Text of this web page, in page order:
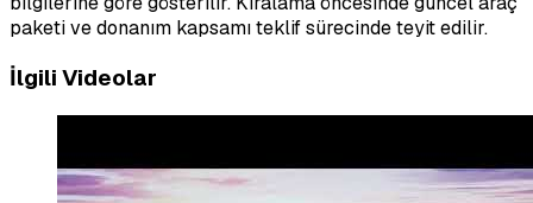
paketi ve donanım kapsamı teklif sürecinde teyit edilir.
İlgili Videolar